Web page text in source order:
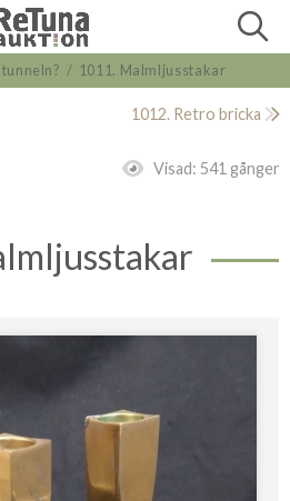
/ 1011. Malmljusstakar
1012. Retro bricka
Visad: 541 gånger